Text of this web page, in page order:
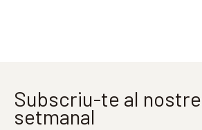
Subscriu-te al
setmanal